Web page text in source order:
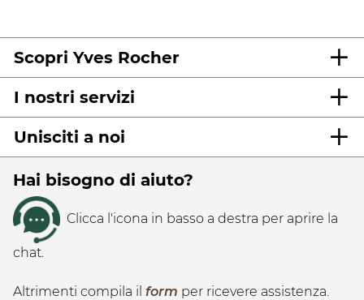
Scopri Yves Rocher
I nostri servizi
Unisciti a noi
Hai bisogno di aiuto?
Clicca l'icona in basso a destra per aprire la
chat.
Altrimenti compila il form per ricevere assistenza.